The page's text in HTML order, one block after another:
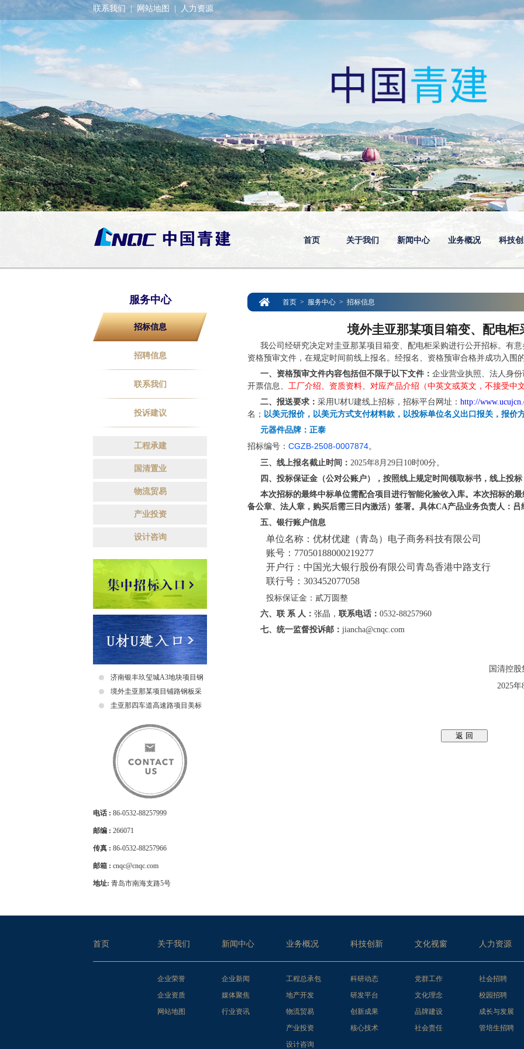
联系我们 | 网站地图 人力资源
首页 关于我们 新闻中心 业务概况 科技
服务中心
招标信息
招聘信息
联系我们
投诉建议
工程承建
国清置业
物流贸易
产业投资
设计咨询
济南银丰玖玺城A3地块项目钢
爬梯采购及安装招标中标公示
境外圭亚那某项目铺路钢板采
购招标公告
圭亚那四车道高速路项目美标
电话 : 86-0532-88257999
邮编 : 266071
传真 : 86-0532-88257966
邮箱 : cnqc@cnqc.com
地址: 青岛市南海支路5号
首页 > 服务中心 > 招标信息
境外圭亚那某项目 箱变、配电柜
我公司经研究决定对圭亚那某项目箱变、配电柜采购进行公开招标。有
资格预审文件，在规定时间前线上报名。经报名、资格预审合格并成功入围
一、资格预审文件内容包括但不限于以下文件： 企业营业执照、法人身
开票信息、 工厂介绍、资质资料、对应产品介绍（中英文或英文，不接受中文
二、报送要求： 采用U材U建线上招标，招标平台网址： http://
名； 以美元报价，以美元方式支付材料款，以投标单位名义出口报关，报价
元器件品牌：正泰
招标编号： CGZB-2508-0007874。
三、线上报名截止时间： 2025年8月29日10时00分。
四、投标保证金（公对公账户），按照线上规定时间领取标书，线上投标
本次招标的最终中标单位需配合项目进行智能化验收入库。本次招标的
备公章、法人章，购买后需三日内激活）签署。具体CA产品业务负责人：吕
五、银行账户信息
单位名称：优材优建（青岛）电子商务科技有限公司
账号：77050188000219277
开户行：中国光大银行股份有限公司青岛香港中路支行
联行号：303452077058
投标保证金：貳万圆整
六、联 系 人： 张晶， 联系电话： 0532-88257960
七、统一监督投诉邮： jiancha@cnqc.com
国清控股
2025年
首页 关于我们 新闻中心 业务概况 科技创新 文化视窗 人力资源
企业荣誉
企业资质
网站地图
企业新闻
媒体聚焦
行业资讯
工程总承包
地产开发
物流贸易
产业投资
设计咨询
科研动态
研发平台
创新成果
核心技术
党群工作
文化理念
品牌建设
社会责任
社会招聘
校园招聘
成长与发展
管培生招聘